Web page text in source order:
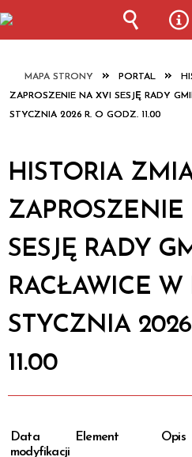
MAPA STRONY PORTAL
ZAPROSZENIE NA XVI SESJĘ RADY
STYCZNIA 2026 R. O GODZ. 11.00
HISTORIA
SESJĘ RADY
RACŁAWICE
STYCZNIA
11.00
Data
modyfikacji
Element Opis